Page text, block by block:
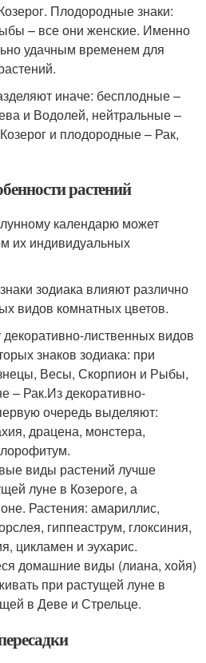
Плодородные знаки:
– все они женские. Именно
удачным временем для
иначе: бесплодные –
и Водолей, нейтральные –
и плодородные – Рак,
растений
календарю может
их индивидуальных
зодиака влияют различно
видов комнатных цветов.
лиственных видов
знаков зодиака: при
Весы, Скорпион и Рыбы,
– Рак.Из декоративно-
очередь выделяют:
драцена, монстера,
виды растений лучше
луне в Козероге, а
Растения: амариллис,
гиппеаструм, глоксиния,
цикламен и эухарис.
домашние виды (лиана, хойя)
при растущей луне в
в Деве и Стрельце.